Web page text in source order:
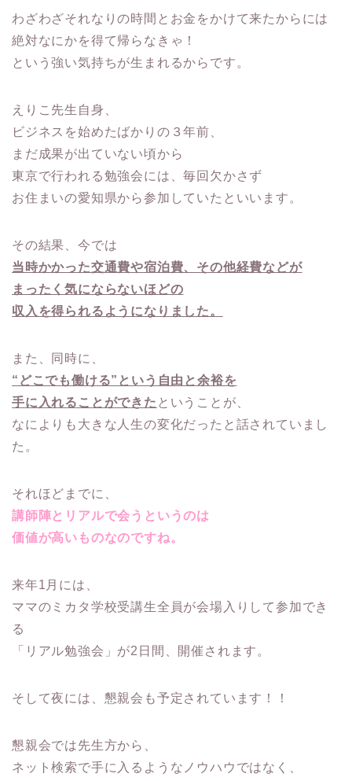
わざわざそれなりの時間とお金をかけて来たからには
絶対なにかを得て帰らなきゃ！
という強い気持ちが生まれるからです。
えりこ先生自身、
ビジネスを始めたばかりの３年前、
まだ成果が出ていない頃から
東京で行われる勉強会には、毎回欠かさず
お住まいの愛知県から参加していたといいます。
その結果、今では
当時かかった交通費や宿泊費、その他経費などが
まったく気にならないほどの
収入を得られるようになりました。
また、同時に、
“どこでも働ける”という自由と余裕を
手に入れることができた ということが、
なによりも大きな人生の変化だったと話されていまし
た。
それほどまでに、
講師陣とリアルで会うというのは
価値が高いものなのですね。
来年1月には、
ママのミカタ学校受講生全員が会場入りして参加でき
る
「リアル勉強会」が2日間、開催されます。
そして夜には、懇親会も予定されています！！
懇親会では先生方から、
ネット検索で手に入るようなノウハウではなく、